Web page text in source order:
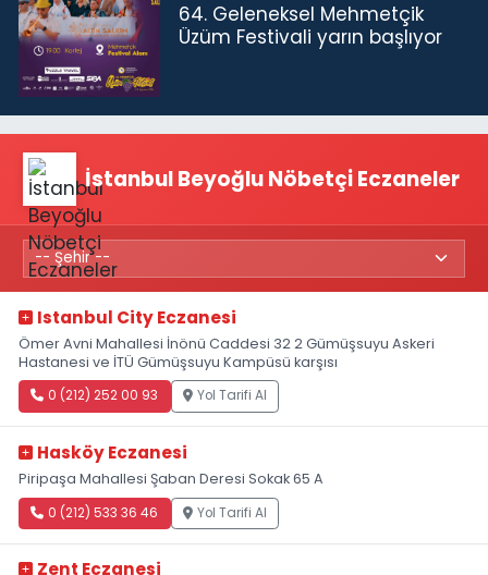
64. Geleneksel Mehmetçik
Üzüm Festivali yarın başlıyor
İstanbul Beyoğlu Nöbetçi Eczaneler
Istanbul City Eczanesi
Ömer Avni Mahallesi İnönü Caddesi 32 2 Gümüşsuyu Askeri
Hastanesi ve İTÜ Gümüşsuyu Kampüsü karşısı
0 (212) 252 00 93 Yol Tarifi Al
Hasköy Eczanesi
Piripaşa Mahallesi Şaban Deresi Sokak 65 A
0 (212) 533 36 46 Yol Tarifi Al
Zent Eczanesi